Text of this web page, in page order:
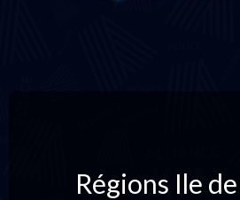
Régions Ile